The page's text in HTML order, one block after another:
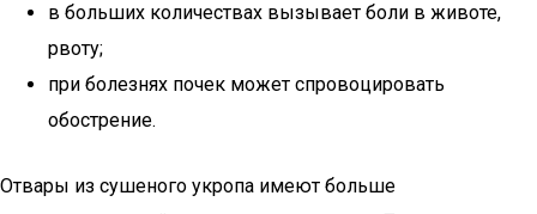
в больших количествах вызывает боли в животе,
рвоту;
при болезнях почек может спровоцировать
обострение.
Отвары из сушеного укропа имеют больше